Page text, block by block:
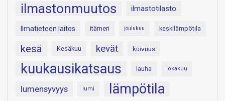
ilmastonmuutos ilmastotilasto
Ilmatieteen laitos itämeri joulukuu keskilämpötila
kesä Kesäkuu kevät kuivuus
kuukausikatsaus lauha lokakuu
lumensyvyys lumi lämpötila